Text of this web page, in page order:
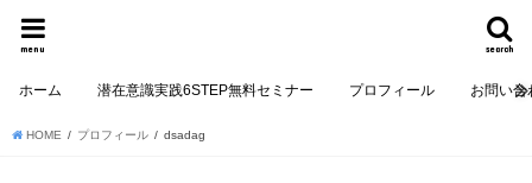
search
menu
ホーム 潜在意識実践6STEP無料セミナー プロフィール お問い合
HOME プロフィール dsadag